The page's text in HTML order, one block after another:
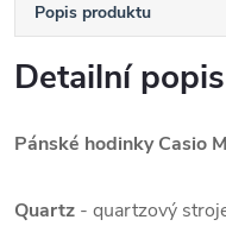
Popis produktu
Detailní
Pánské hodinky Casio
Quartz - quartzový